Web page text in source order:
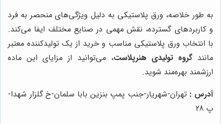
به طور خلاصه، ورق پلاستیکی به دلیل ویژگی‌های منحصر به فرد
و کاربردهای گسترده، نقش مهمی در صنایع مختلف ایفا می‌کند.
با انتخاب ورق پلاستیکی مناسب و خرید از یک تولیدکننده معتبر
مانندگروه تولیدی هنرپلاست، می‌توانید از مزایای این ماده
ارزشمند بهره‌مند شوید.
آدرس : تهران-شهریار-جنب پمپ بنزین بابا سلمان-خ گلزار شهدا-
پ 28